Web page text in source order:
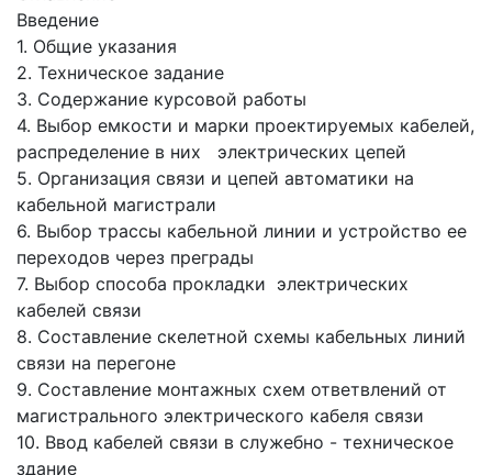
Введение
1. Общие указания
2. Техническое задание
3. Содержание курсовой работы
4. Выбор емкости и марки проектируемых кабелей,
распределение в них электрических цепей
5. Организация связи и цепей автоматики на
кабельной магистрали
6. Выбор трассы кабельной линии и устройство ее
переходов через преграды
7. Выбор способа прокладки электрических
кабелей связи
8. Составление скелетной схемы кабельных линий
связи на перегоне
9. Составление монтажных схем ответвлений от
магистрального электрического кабеля связи
10. Ввод кабелей связи в служебно - техническое
здание